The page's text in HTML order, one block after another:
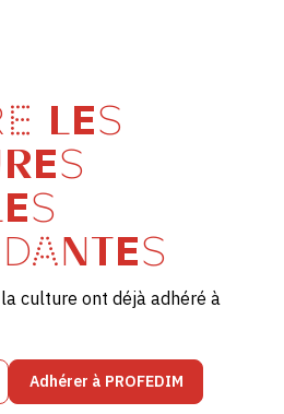
LES
culture ont déjà adhéré à
Adhérer à PROFEDIM